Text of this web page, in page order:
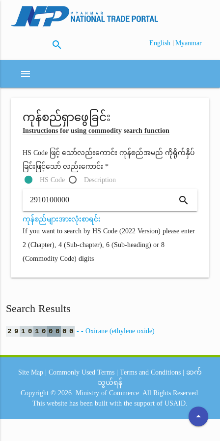
search English | Myanmar
menu
ကုန်စည်ရှာဖွေခြင်း
Instructions for using commodity search function
HS Code ဖြင့် သော်လည်းကောင်း ကုန်စည်အမည် ကိုရိုက်နှိပ်
ခြင်းဖြင့်သော် လည်းကောင်း *
HS Code
Description
search
ကုန်စည်များအားလုံးစာရင်း
If you want to search by HS Code (2022 Version) please enter
2 (Chapter), 4 (Sub-chapter), 6 (Sub-heading) or 8
(Commodity Code) digits
Search Results
2 9 1 0 1 0 0 0 0 0 - - Oxirane (ethylene oxide)
arrow_drop_up
Site Map Commonly Used Terms Terms and Conditions
ဆက်
သွယ်ရန်
Copyright © 2026. Ministry of Commerce. All Rights Reserved.
This website has been built with the support of USAID.